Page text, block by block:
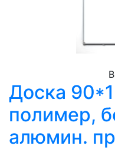
Доска
полимер,
алюмин.